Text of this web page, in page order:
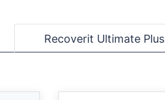
Recoverit Ultimate Plus